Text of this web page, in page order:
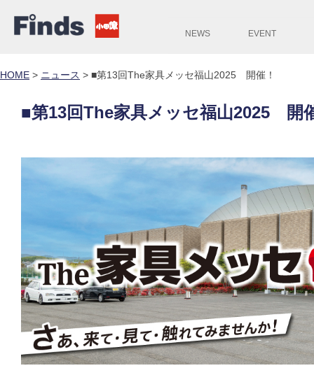
NEWS EVENT
HOME > ニュース > ■第13回The家具メッセ福山2025 開催！
■第13回The家具メッセ福山2025 開